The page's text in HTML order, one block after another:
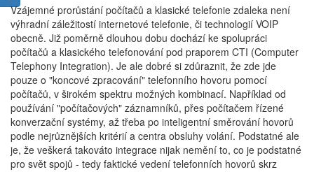
Vzájemné prorůstání počítačů a klasické telefonie zdaleka není
výhradní záležitostí internetové telefonie, či technologií VOIP
obecně. Již poměrně dlouhou dobu dochází ke spolupráci
počítačů a klasického telefonování pod praporem CTI (Computer
Telephony Integration). Je ale dobré si zdůraznit, že zde jde
pouze o "koncové zpracování" telefonního hovoru pomocí
počítačů, v širokém spektru možných kombinací. Například od
používání "počítačových" záznamníků, přes počítačem řízené
konverzační systémy, až třeba po inteligentní směrování hovorů
podle nejrůznějších kritérií a centra obsluhy volání. Podstatné ale
je, že veškerá takováto integrace nijak nemění to, co je podstatné
pro svět spojů - tedy faktické vedení telefonních hovorů skrz